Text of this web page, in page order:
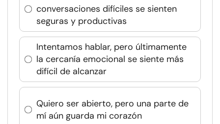
conversaciones difíciles se sienten
seguras y productivas
Intentamos hablar, pero últimamente
la cercanía emocional se siente más
difícil de alcanzar
Quiero ser abierto, pero una parte de
mí aún guarda mi corazón